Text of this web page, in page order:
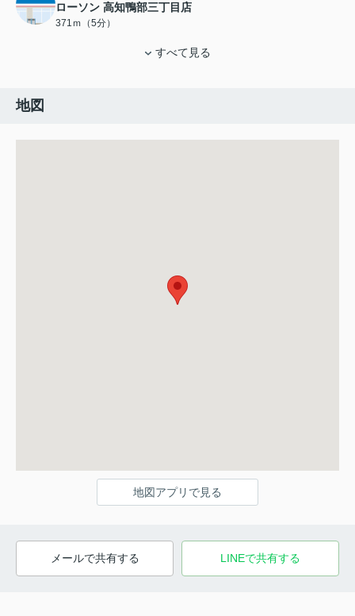
ローソン 高知鴨部三丁目店
371ｍ（5分）
すべて見る
地図
地図アプリで見る
メールで共有する LINEで共有する